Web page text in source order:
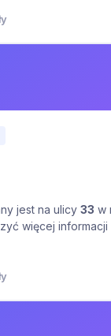
jest na ulicy 33 w
więcej informacji